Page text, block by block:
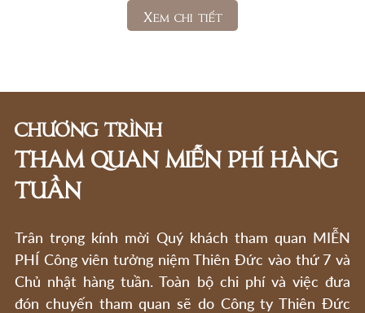
Xem chi tiết
CHƯƠNG TRÌNH
THAM QUAN MIỄN PHÍ HÀNG
TUẦN
Trân trọng kính mời Quý khách tham quan MIỄN
PHÍ Công viên tưởng niệm Thiên Đức vào thứ 7 và
Chủ nhật hàng tuần. Toàn bộ chi phí và việc đưa
đón chuyến tham quan sẽ do Công ty Thiên Đức